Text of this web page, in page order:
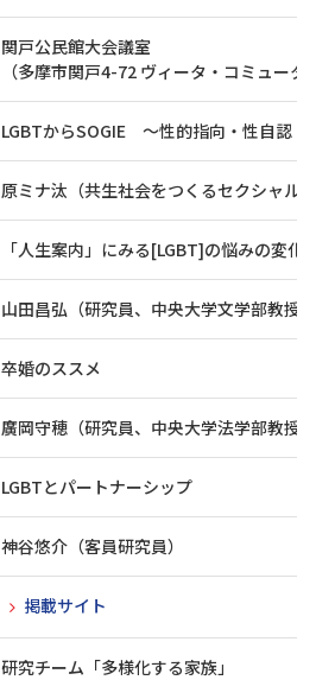
関戸公民館大会議室
（多摩市関戸4-72 ヴィータ・コミュータ
LGBTからSOGIE ～性的指向・性自認・
原ミナ汰（共生社会をつくるセクシャル
「人生案内」にみる[LGBT]の悩みの変化
山田昌弘（研究員、中央大学文学部教授）
卒婚のススメ
廣岡守穂（研究員、中央大学法学部教授）
LGBTとパートナーシップ
神谷悠介（客員研究員）
掲載サイト
研究チーム「多様化する家族」